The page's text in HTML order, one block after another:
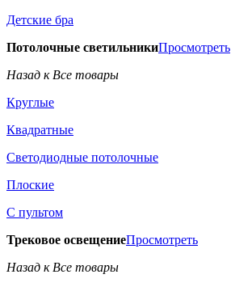
Детские бра
Потолочные светильникиПросмотреть
Назад к Все товары
Круглые
Квадратные
Светодиодные потолочные
Плоские
С пультом
Трековое освещениеПросмотреть
Назад к Все товары